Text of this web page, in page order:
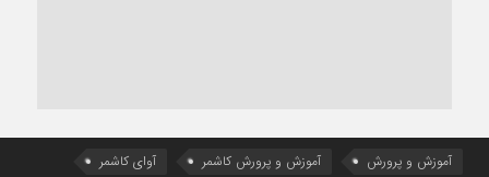
آموزش و پرورش آموزش و پرورش کاشمر
آوای کاشمر